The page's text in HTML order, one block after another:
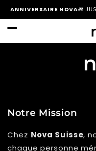
passer
au
contenu
ANNIVERSAIRE NOVA🎁
Notre Mission
Chez Nova Suisse,
chaque personne